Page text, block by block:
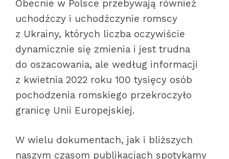
Obecnie w Polsce przebywają również
uchodźczy i uchodźczynie romscy
z Ukrainy, których liczba oczywiście
dynamicznie się zmienia i jest trudna
do oszacowania, ale według informacji
z kwietnia 2022 roku 100 tysięcy osób
pochodzenia romskiego przekroczyło
granicę Unii Europejskiej.
W wielu dokumentach, jak i bliższych
naszym czasom publikacjach spotykamy